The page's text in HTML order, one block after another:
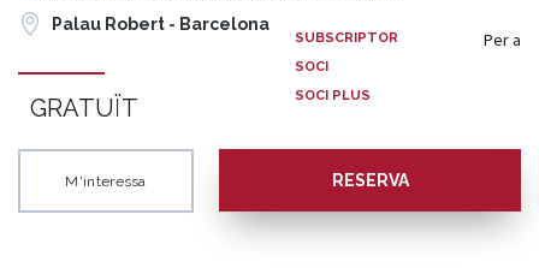
Palau Robert - Barcelona
GRATUÏT
Per a
SUBSCRIPTOR
SOCI
SOCI PLUS
M'interessa RESERVA